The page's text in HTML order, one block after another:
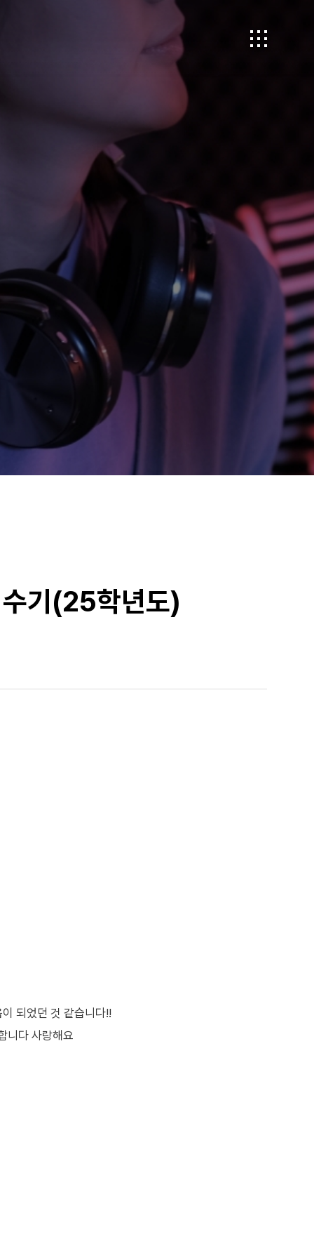
수기(25학년도)
되었던 것 같습니다!!
니다 사랑해요